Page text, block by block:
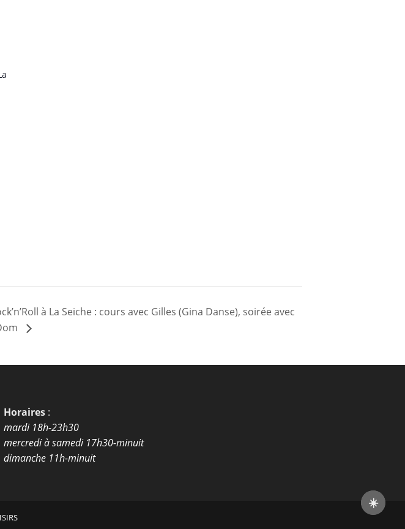
☀️
à La Seiche : cours avec Gilles (Gina Danse), soirée avec
Horaires :
mardi 18h-23h30
mercredi à samedi 17h30-minuit
dimanche 11h-minuit